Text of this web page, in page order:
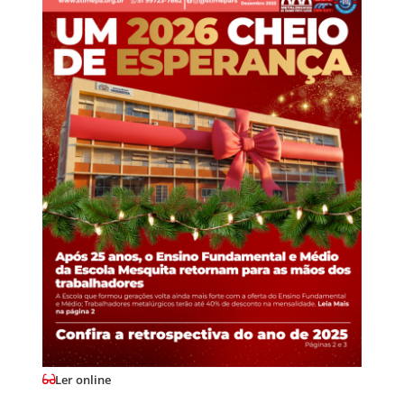
Ler online